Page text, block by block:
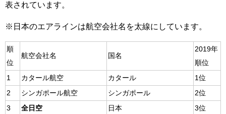
表されています。
※日本のエアラインは航空会社名を太線にしています。
順
位
航空会社名 国名
2019年
順位
1
カタール航空 カタール
1位
2
シンガポール航空 シンガポール
2位
3
全日空 日本
3位